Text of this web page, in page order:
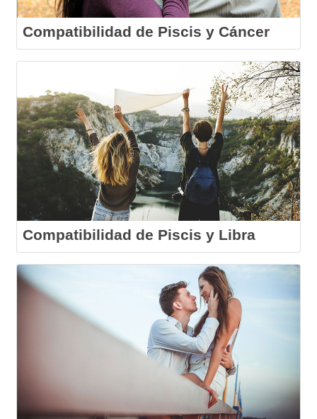
Compatibilidad de Piscis y Cáncer
Compatibilidad de Piscis y Libra